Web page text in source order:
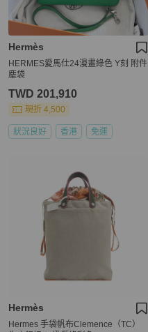
Hermès
HERMES愛馬仕24漫畫綠色 Y刻 附件
塵袋
TWD 201,910
現折 4,500
狀況良好 香港 免運
Hermès
Hermes 手袋帆布Clemence（TC）